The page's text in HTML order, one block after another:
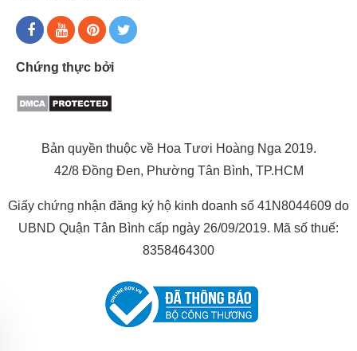
Chứng thực bởi
Bản quyền thuộc về Hoa Tươi Hoàng Nga 2019.
42/8 Đồng Đen, Phường Tân Bình, TP.HCM
Giấy chứng nhận đăng ký hộ kinh doanh số 41N8044609 do
UBND Quận Tân Bình cấp ngày 26/09/2019. Mã số thuế:
8358464300